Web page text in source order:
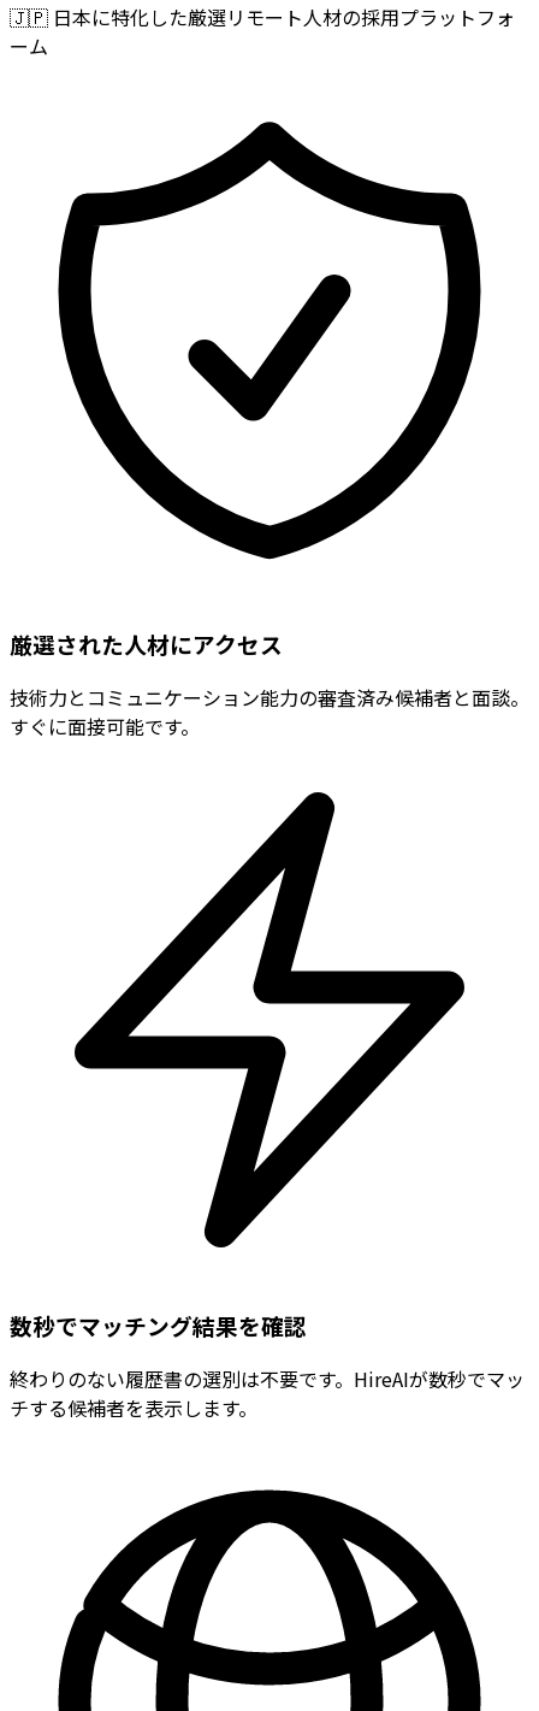
🇯🇵 日本に特化した厳選リモート人材の採用プラットフォ
ーム
厳選された人材にアクセス
技術力とコミュニケーション能力の審査済み候補者と面談。
すぐに面接可能です。
数秒でマッチング結果を確認
終わりのない履歴書の選別は不要です。HireAIが数秒でマッ
チする候補者を表示します。